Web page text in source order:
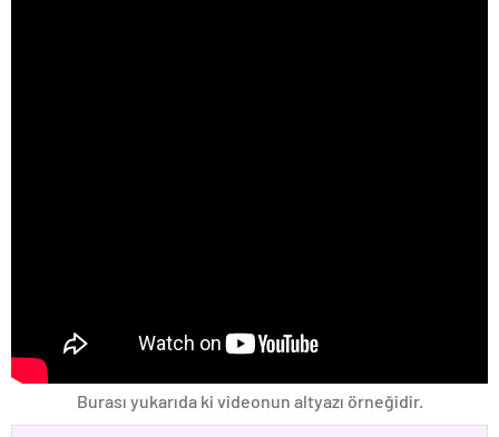
Burası yukarıda ki videonun altyazı örneğidir.